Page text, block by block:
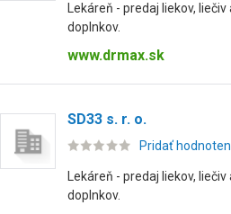
Lekáreň - predaj liekov,
doplnkov.
www.drmax.sk
SD33 s. r. o.
Pridať
Lekáreň - predaj liekov,
doplnkov.